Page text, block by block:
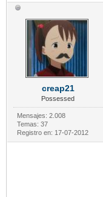
creap21
Possessed
Mensajes: 2.008
Temas: 37
Registro en: 17-07-2012